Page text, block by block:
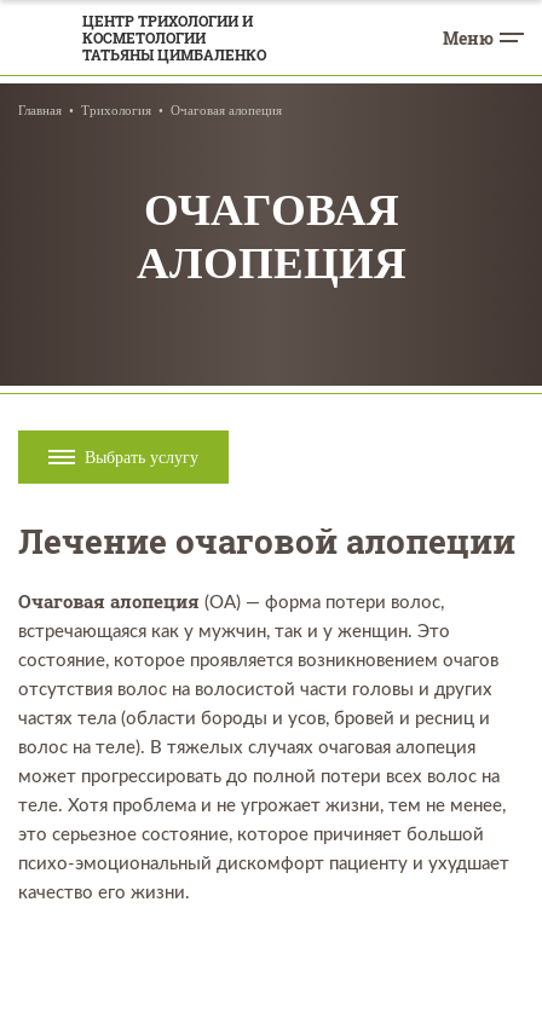
ЦЕНТР ТРИХОЛОГИИ И
КОСМЕТОЛОГИИ
ТАТЬЯНЫ ЦИМБАЛЕНКО
Меню
Главная Трихология Очаговая алопеция
ОЧАГОВАЯ
АЛОПЕЦИЯ
Выбрать услугу
Лечение очаговой алопеции
Очаговая алопеция (ОА) — форма потери волос,
встречающаяся как у мужчин, так и у женщин. Это
состояние, которое проявляется возникновением очагов
отсутствия волос на волосистой части головы и других
частях тела (области бороды и усов, бровей и ресниц и
волос на теле). В тяжелых случаях очаговая алопеция
может прогрессировать до полной потери всех волос на
теле. Хотя проблема и не угрожает жизни, тем не менее,
это серьезное состояние, которое причиняет большой
психо-эмоциональный дискомфорт пациенту и ухудшает
качество его жизни.